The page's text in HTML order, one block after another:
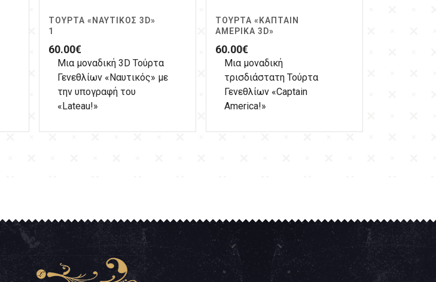
ΤΟΎΡΤΑ «ΝΑΥΤΙΚΌΣ 3D»
1
60.00€
Μια μοναδική 3D Τούρτα
Γενεθλίων «Ναυτικός» με
την υπογραφή του
«Lateau!»
ΤΟΎΡΤΑ «ΚΆΠΤΑΙΝ
ΑΜΈΡΙΚΑ 3D»
60.00€
Μια μοναδική
τρισδιάστατη Τούρτα
Γενεθλίων «Captain
America!»